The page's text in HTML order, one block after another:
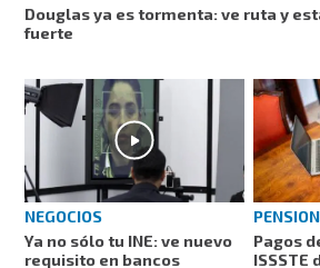
Douglas ya es tormenta: ve ruta y
fuerte
NEGOCIOS
Ya no sólo tu INE: ve nuevo
requisito en bancos
Pagos
ISSSTE